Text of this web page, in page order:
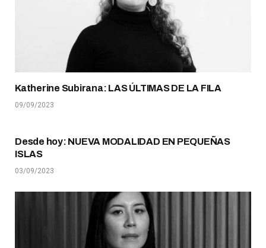
Katherine Subirana: LAS ÚLTIMAS DE LA FILA
09/09/2023
Desde hoy: NUEVA MODALIDAD EN PEQUEÑAS
ISLAS
03/09/2023